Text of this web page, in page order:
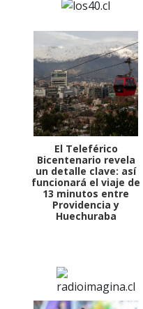
El Teleférico
Bicentenario revela
un detalle clave: así
funcionará el viaje de
13 minutos entre
Providencia y
Huechuraba